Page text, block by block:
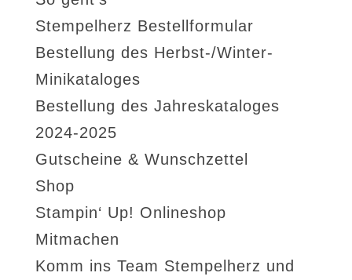
Stempelherz Bestellformular
Bestellung des Herbst-/Winter-
Minikataloges
Bestellung des Jahreskataloges
2024-2025
Gutscheine & Wunschzettel
Shop
Stampin‘ Up! Onlineshop
Mitmachen
Komm ins Team Stempelherz und